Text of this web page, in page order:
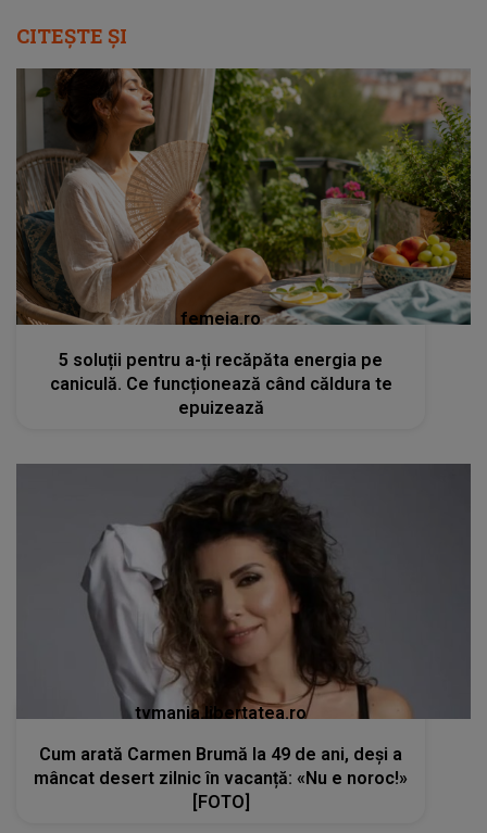
CITEȘTE ȘI
femeia.ro
5 soluții pentru a-ți recăpăta energia pe
caniculă. Ce funcționează când căldura te
epuizează
tvmania.libertatea.ro
Cum arată Carmen Brumă la 49 de ani, deși a
mâncat desert zilnic în vacanță: «Nu e noroc!»
[FOTO]